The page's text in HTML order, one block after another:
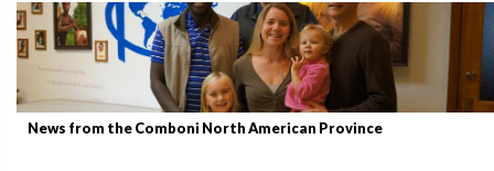
News from the Comboni North American Province